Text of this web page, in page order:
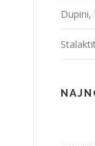
Dupini,